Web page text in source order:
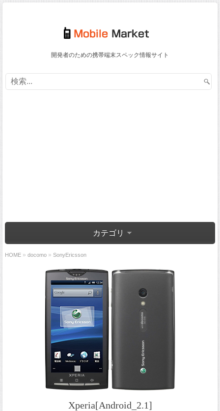
開発者のための携帯端末スペック情報サイト
カテゴリ
HOME » docomo » SonyEricsson
Xperia[Android_2.1]